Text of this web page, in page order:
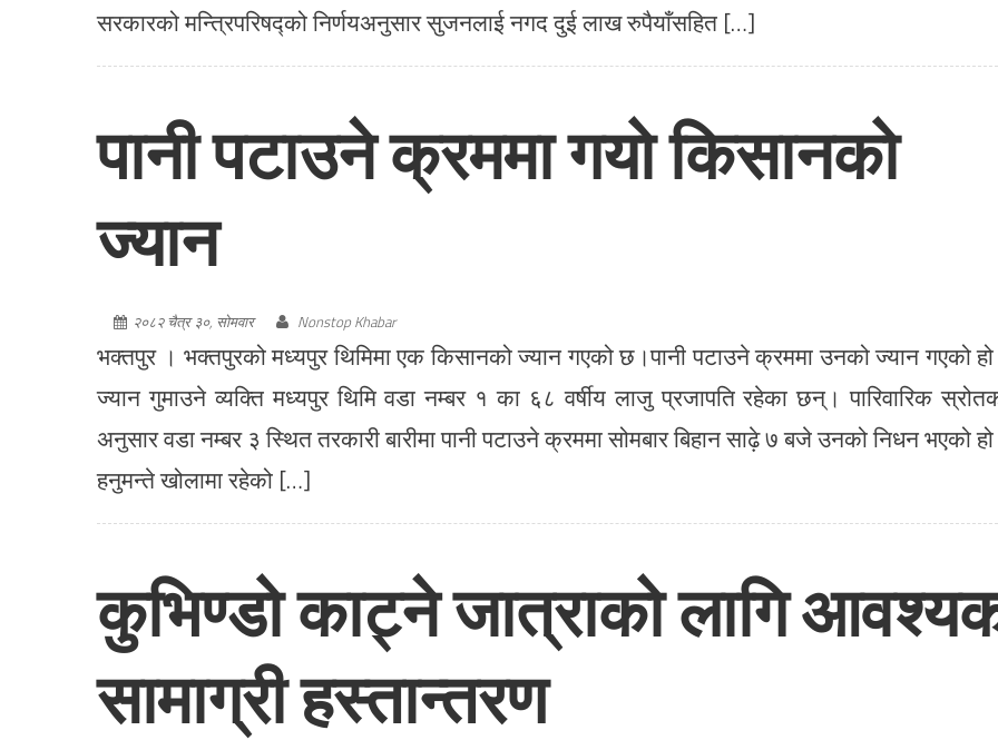
सरकारको मन्त्रिपरिषद्को निर्णयअनुसार सुजनलाई नगद दुई लाख रुपैयाँसहित […]
पानी पटाउने क्रममा गयो किसानको
ज्यान
२०८२ चैत्र ३०, सोमवार Nonstop Khabar
भक्तपुर । भक्तपुरको मध्यपुर थिमिमा एक किसानको ज्यान गएको छ।पानी पटाउने क्रममा उनको ज्यान गएको
ज्यान गुमाउने व्यक्ति मध्यपुर थिमि वडा नम्बर १ का ६८ वर्षीय लाजु प्रजापति रहेका छन्। पारिवारिक
अनुसार वडा नम्बर ३ स्थित तरकारी बारीमा पानी पटाउने क्रममा सोमबार बिहान साढ़े ७ बजे उनको निधन भएको
हनुमन्ते खोलामा रहेको […]
कुभिण्डो काट्ने जात्राको लागि
सामाग्री हस्तान्तरण